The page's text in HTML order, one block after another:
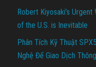
Robert Kiyosaki’s Urgent
of the U.S. is Inevitable
Phân Tích Kỹ Thuật
Nghệ Để Giao Dịch